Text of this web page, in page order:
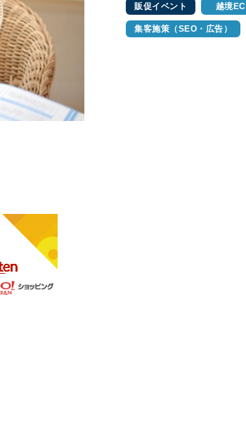
販促イベント 越境EC
集客施策（SEO・広告）